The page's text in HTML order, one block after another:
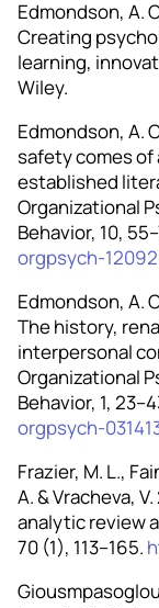
Edmondson, A.
Creating
learning,
Wiley.
Edmondson, A.
safety comes of
established
Organizational
Behavior, 10,
orgpsych-
Edmondson, A.
The history,
interpersonal
Organizational
Behavior, 1,
orgpsych-
Frazier, M. L.,
A. & Vracheva,
analytic review
70 (1), 113–165.